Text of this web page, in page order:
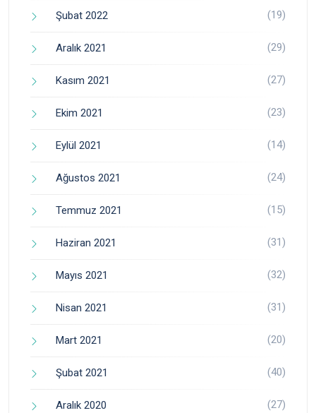
Şubat 2022 (19)
Aralık 2021 (29)
Kasım 2021 (27)
Ekim 2021 (23)
Eylül 2021 (14)
Ağustos 2021 (24)
Temmuz 2021 (15)
Haziran 2021 (31)
Mayıs 2021 (32)
Nisan 2021 (31)
Mart 2021 (20)
Şubat 2021 (40)
Aralık 2020 (27)